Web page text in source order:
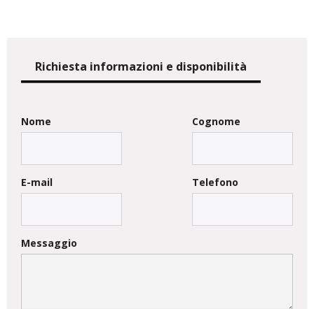
Richiesta informazioni e disponibilità
Nome Cognome
E-mail Telefono
Messaggio